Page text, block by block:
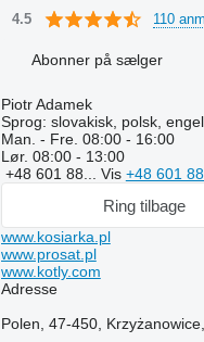
4.5 110
Abonner på sælger
Piotr Adamek
Sprog: slovakisk, polsk,
Man. - Fre. 08:00 - 16:00
Lør. 08:00 - 13:00
+48 601 88... Vis +48 601
Ring tilbage
www.kosiarka.pl
www.prosat.pl
www.kotly.com
Adresse
Polen, 47-450,